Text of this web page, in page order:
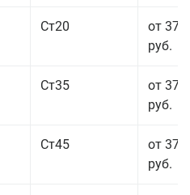
Ст20
от 37
руб.
Ст35
от 37
руб.
Ст45
от 37
руб.